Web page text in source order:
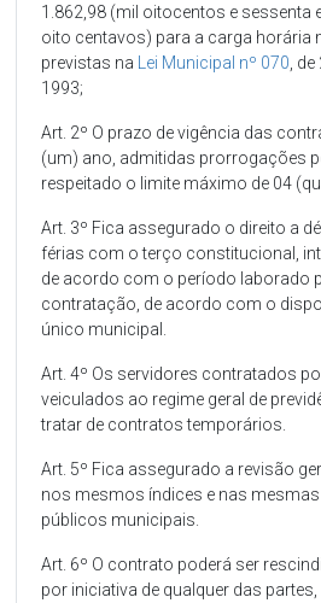
1.862,98 (mil oitocentos e sessenta
oito centavos) para a carga horária
previstas na
Lei Municipal nº 070 ,
1993;
Art. 2º O prazo de vigência das
(um) ano, admitidas prorrogações
respeitado o limite máximo de 04
Art. 3º Fica assegurado o direito a
férias com o terço constitucional,
de acordo com o período laborado
contratação, de acordo com o
único municipal.
Art. 4º Os servidores contratados
veiculados ao regime geral de
tratar de contratos temporários.
Art. 5º Fica assegurado a revisão
nos mesmos índices e nas
públicos municipais.
Art. 6º O contrato poderá ser
por iniciativa de qualquer das